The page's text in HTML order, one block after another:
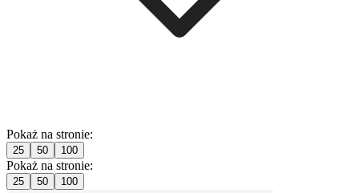
Pokaż na stronie:
25 50 100
Pokaż na stronie:
25 50 100